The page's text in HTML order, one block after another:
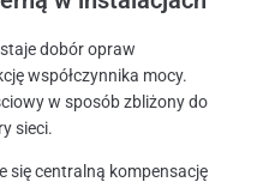
dobór opraw
współczynnika mocy.
w sposób zbliżony do
sieci.
się centralną kompensację